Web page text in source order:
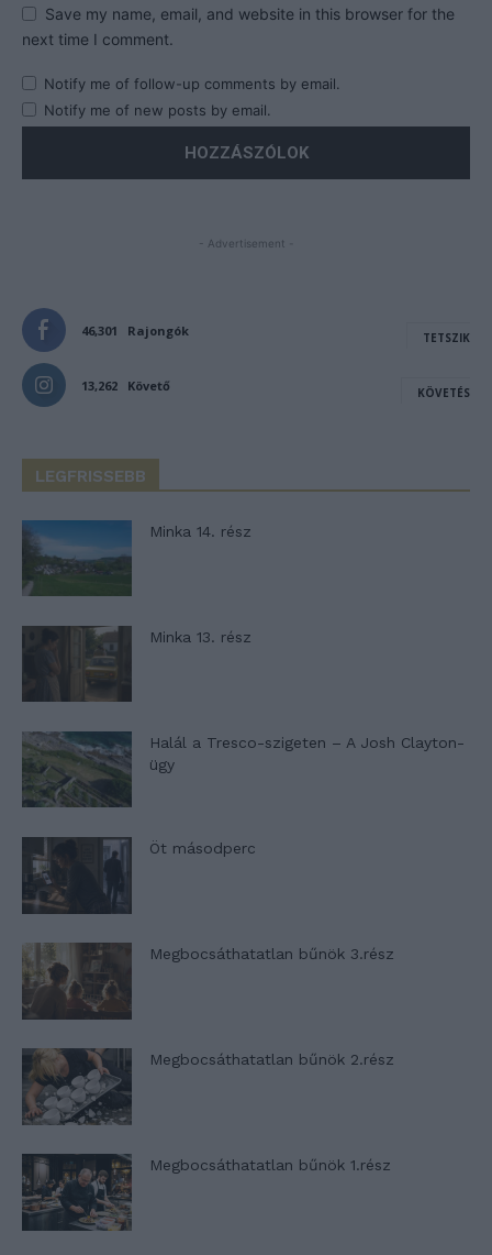
Save my name, email, and website in this browser for the
next time I comment.
Notify me of follow-up comments by email.
Notify me of new posts by email.
- Advertisement -
46,301 Rajongók TETSZIK
13,262 Követő KÖVETÉS
LEGFRISSEBB
Minka 14. rész
Minka 13. rész
Halál a Tresco-szigeten – A Josh Clayton-
ügy
Öt másodperc
Megbocsáthatatlan bűnök 3.rész
Megbocsáthatatlan bűnök 2.rész
Megbocsáthatatlan bűnök 1.rész